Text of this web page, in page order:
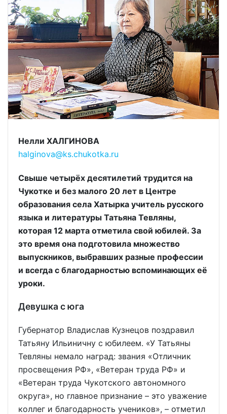
Нелли ХАЛГИНОВА
halginova@ks.chukotka.ru
Свыше четырёх десятилетий трудится на
Чукотке и без малого 20 лет в Центре
образования села Хатырка учитель русского
языка и литературы Татьяна Тевляны,
которая 12 марта отметила свой юбилей. За
это время она подготовила множество
выпускников, выбравших разные профессии
и всегда с благодарностью вспоминающих её
уроки.
Девушка с юга
Губернатор Владислав Кузнецов поздравил
Татьяну Ильиничну с юбилеем. «У Татьяны
Тевляны немало наград: звания «Отличник
просвещения РФ», «Ветеран труда РФ» и
«Ветеран труда Чукотского автономного
округа», но главное признание – это уважение
коллег и благодарность учеников», – отметил